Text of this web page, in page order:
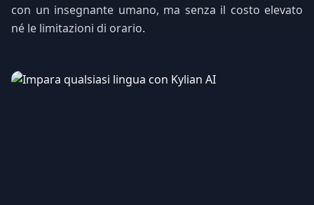
con un insegnante umano, ma senza il costo elevato
né le limitazioni di orario.